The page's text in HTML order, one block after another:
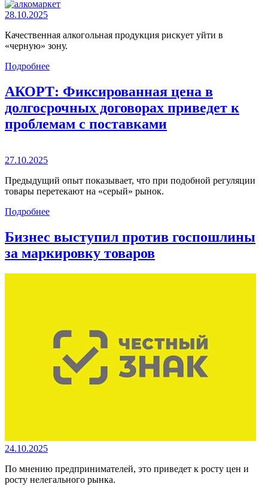
28.10.2025
Качественная алкогольная продукция рискует уйти в
«черную» зону.
Подробнее
АКОРТ: Фиксированная цена в
долгосрочных договорах приведет к
проблемам с поставками
27.10.2025
Предыдущий опыт показывает, что при подобной регуляции
товары перетекают на «серый» рынок.
Подробнее
Бизнес выступил против госпошлины
за маркировку товаров
24.10.2025
По мнению предпринимателей, это приведет к росту цен и
росту нелегального рынка.